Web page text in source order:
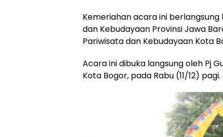
Kemeriahan acara ini
dan Kebudayaan Provinsi Jawa
Pariwisata dan Kebudayaan Kota
Acara ini dibuka langsung oleh Pj
Kota Bogor, pada Rabu (11/12) pagi.